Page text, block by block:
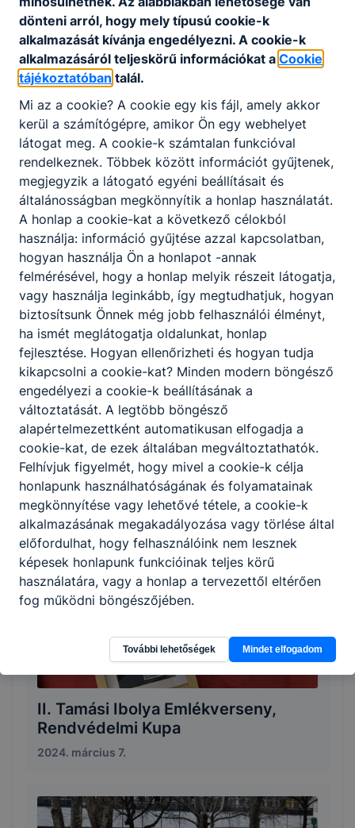
Unicef Rajtad áll a jövőd
2025. január 17.
Egészségnap 2024.
2024. november 15.
Ballagás 2024.
2024. május 2.
II. Tamási Ibolya Emlékverseny,
Rendvédelmi Kupa
2024. március 7.
dönteni arról, hogy mely típusú cookie-k
alkalmazását kívánja engedélyezni. A cookie-k
alkalmazásáról teljeskörű információkat a Cookie
tájékoztatóban talál.
Mi az a cookie? A cookie egy kis fájl, amely akkor
kerül a számítógépre, amikor Ön egy webhelyet
látogat meg. A cookie-k számtalan funkcióval
rendelkeznek. Többek között információt gyűjtenek,
megjegyzik a látogató egyéni beállításait és
általánosságban megkönnyítik a honlap használatát.
A honlap a cookie-kat a következő célokból
használja: információ gyűjtése azzal kapcsolatban,
hogyan használja Ön a honlapot -annak
felmérésével, hogy a honlap melyik részeit látogatja,
vagy használja leginkább, így megtudhatjuk, hogyan
biztosítsunk Önnek még jobb felhasználói élményt,
ha ismét meglátogatja oldalunkat, honlap
fejlesztése. Hogyan ellenőrizheti és hogyan tudja
kikapcsolni a cookie-kat? Minden modern böngésző
engedélyezi a cookie-k beállításának a
változtatását. A legtöbb böngésző
alapértelmezettként automatikusan elfogadja a
cookie-kat, de ezek általában megváltoztathatók.
Felhívjuk figyelmét, hogy mivel a cookie-k célja
honlapunk használhatóságának és folyamatainak
megkönnyítése vagy lehetővé tétele, a cookie-k
alkalmazásának megakadályozása vagy törlése által
előfordulhat, hogy felhasználóink nem lesznek
képesek honlapunk funkcióinak teljes körű
használatára, vagy a honlap a tervezettől eltérően
fog működni böngészőjében.
További lehetőségek Mindet elfogadom